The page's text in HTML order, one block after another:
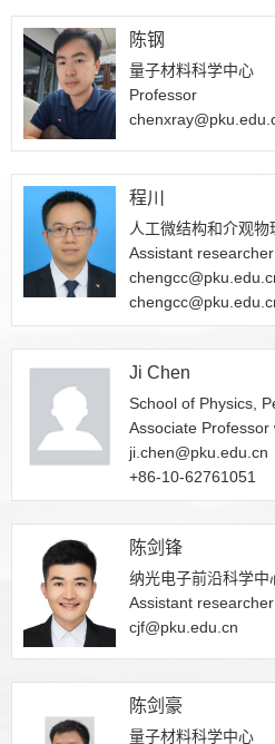
陈钢
量子材料科学中心
Professor
程川
人工微结构和介观
Assistant researcher
Ji Chen
School of Physics,
Associate Professor
ji.chen@pku.edu.cn
+86-10-62761051
陈剑锋
纳光电子前沿科学中
Assistant researcher
cjf@pku.edu.cn
陈剑豪
量子材料科学中心